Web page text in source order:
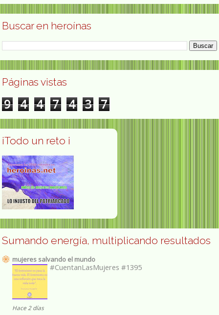
Buscar en heroínas
Páginas vistas
9 4 4 7 4 3 7
¡Todo un reto ¡
Sumando energía, multiplicando resultados
mujeres salvando el mundo
#CuentanLasMujeres #1395
Hace 2 días